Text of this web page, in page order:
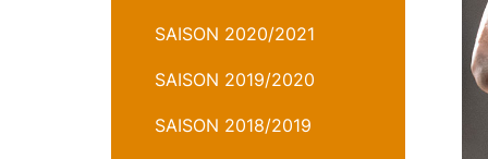
SAISON 2020/2021
SAISON 2019/2020
SAISON 2018/2019